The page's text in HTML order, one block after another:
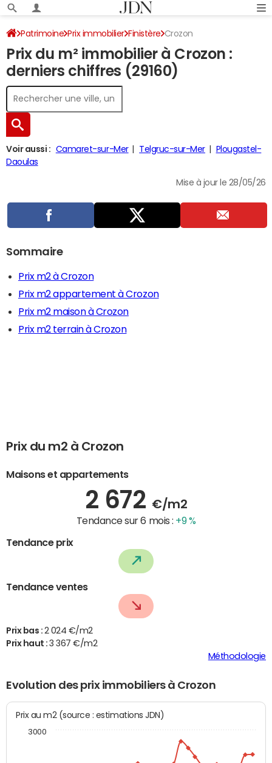
Patrimoine Prix immobilier Finistère Crozon
Prix du m² immobilier à Crozon :
derniers chiffres (29160)
Voir aussi : Camaret-sur-Mer Telgruc-sur-Mer
Plougastel-
Daoulas
Mise à jour le 28/05/26
Sommaire
Prix m2 à Crozon
Prix m2 appartement à Crozon
Prix m2 maison à Crozon
Prix m2 terrain à Crozon
Prix du m2 à Crozon
Maisons et appartements
2 672 €/m2
Tendance sur 6 mois : +9 %
Tendance prix
Tendance ventes
Prix bas : 2 024 €/m2
Prix haut :3 367 €/m2
Méthodologie
Evolution des prix immobiliers à Crozon
Prix au m2 (source : estimations JDN)
3000